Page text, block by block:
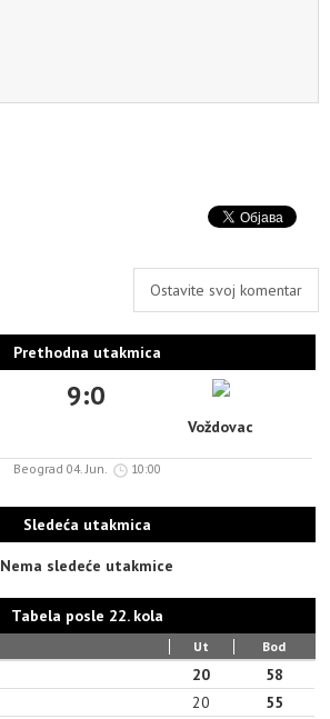
Ostavite svoj komentar
Prethodna utakmica
9:0
Voždovac
Beograd 04. Jun. 10:00
Sledeća utakmica
Nema sledeće utakmice
Tabela posle 22. kola
Ut Bod
20
58
20
55